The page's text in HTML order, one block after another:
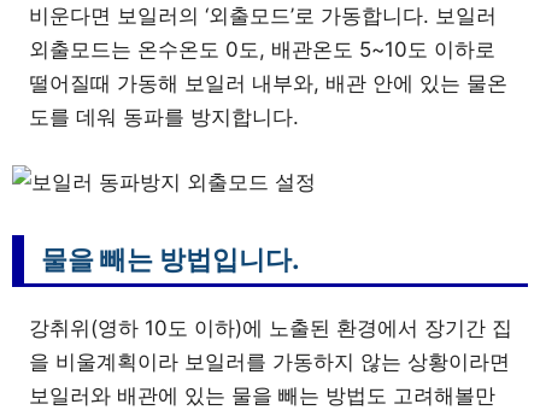
비운다면 보일러의 ‘외출모드’로 가동합니다. 보일러
외출모드는 온수온도 0도, 배관온도 5~10도 이하로
떨어질때 가동해 보일러 내부와, 배관 안에 있는 물온
도를 데워 동파를 방지합니다.
물을 빼는 방법입니다.
강취위(영하 10도 이하)에 노출된 환경에서 장기간 집
을 비울계획이라 보일러를 가동하지 않는 상황이라면
보일러와 배관에 있는 물을 빼는 방법도 고려해볼만